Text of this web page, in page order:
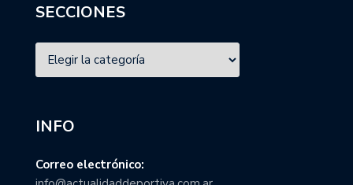
SECCIONES
INFO
Correo electrónico: